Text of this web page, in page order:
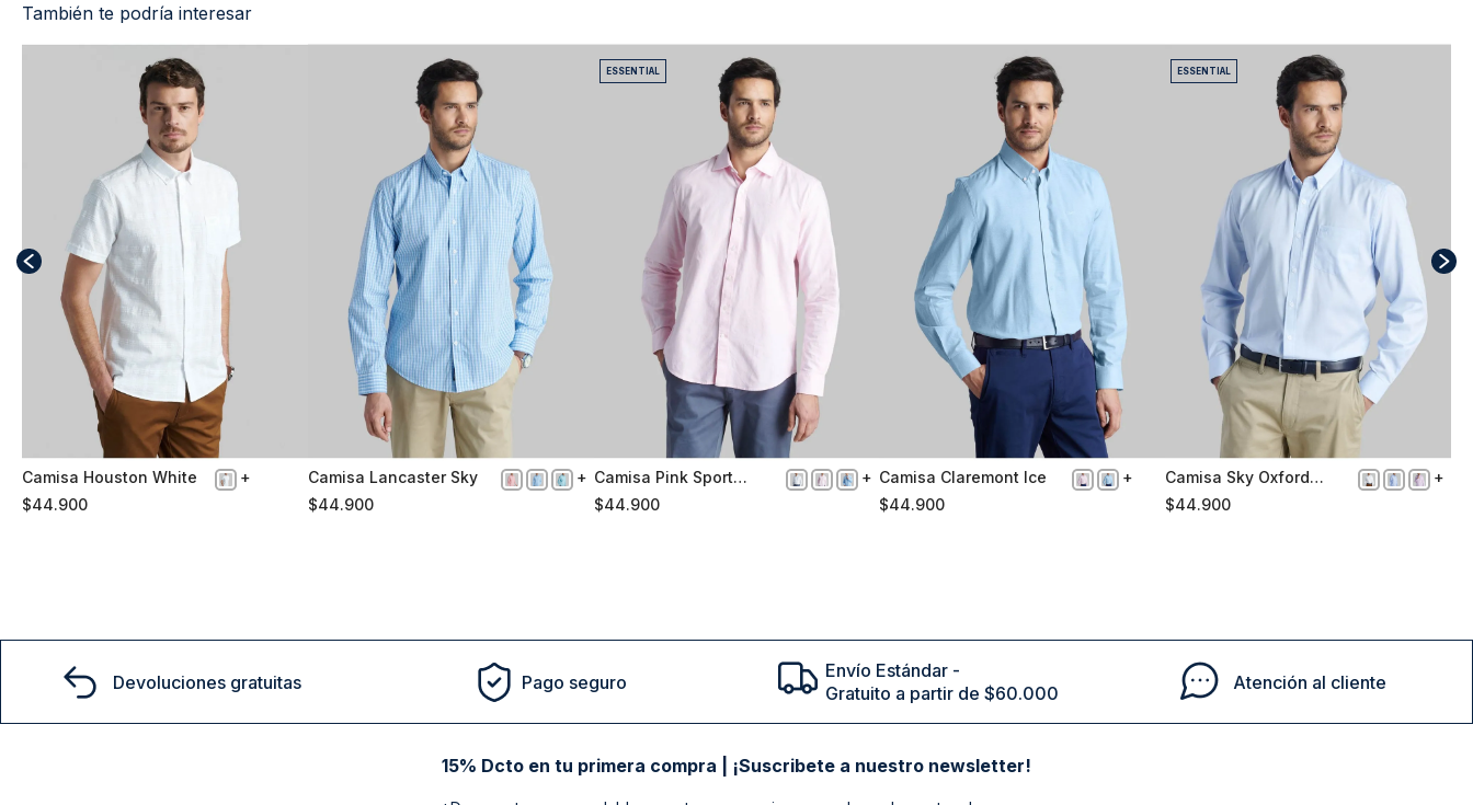
También te podría interesar
M
Camisa Houston White
$44.900
XXL
Camisa Lancaster Sky
$44.900
L
ESSENTIAL
Camisa Pink Sport
Oxford
$44.900
XXL
Camisa Claremont Ice
$44.900
XL
ESSENTIAL
Camisa Sky Oxford
Smart Casual
$44.900
Devoluciones gratuitas Pago seguro
Envío Estándar -
Gratuito a partir de $60.000
Atención al cliente
15% Dcto en tu primera compra | ¡Suscribete a nuestro newsletter!